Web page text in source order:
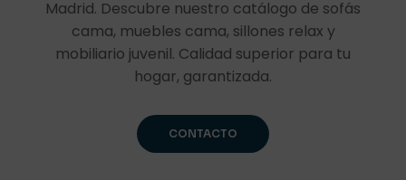
Madrid. Descubre nuestro catálogo de sofás
cama, muebles cama, sillones relax y
mobiliario juvenil. Calidad superior para tu
hogar, garantizada.
CONTACTO